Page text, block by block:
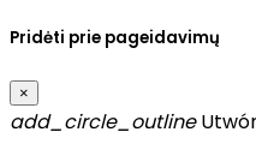
Pridėti prie pageidavimų
×
add_circle_outline